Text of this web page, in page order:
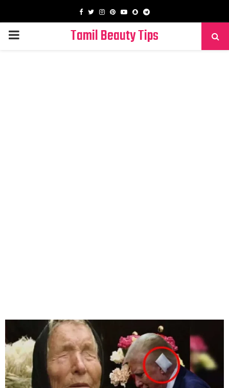
Facebook
TwitterInstagram
PinterestYoutube
SnapchatTelegram
PRIMARY
Tamil Beauty Tips